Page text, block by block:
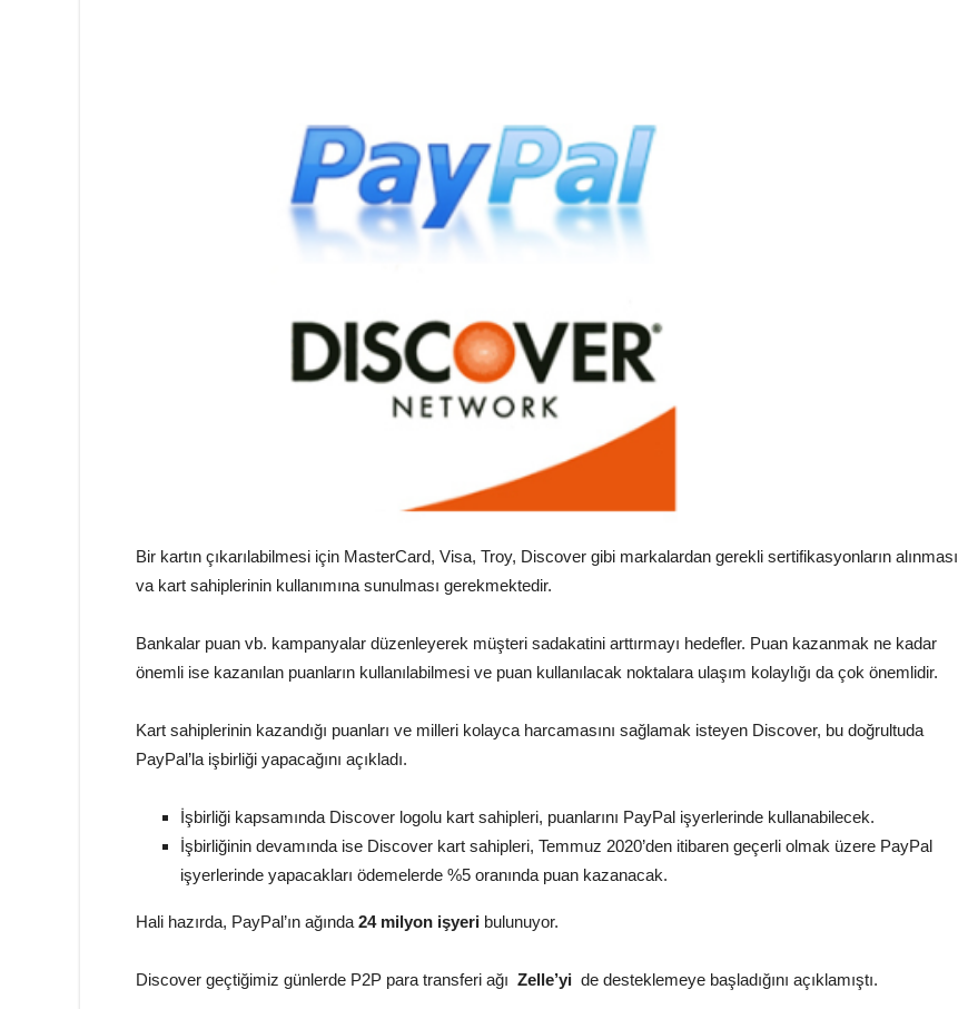
Bir kartın çıkarılabilmesi için MasterCard, Visa, Troy, Discover gibi markalardan gerekli sertifikasyonların alınması
va kart sahiplerinin kullanımına sunulması gerekmektedir.
Bankalar puan vb. kampanyalar düzenleyerek müşteri sadakatini arttırmayı hedefler. Puan kazanmak ne kadar
önemli ise kazanılan puanların kullanılabilmesi ve puan kullanılacak noktalara ulaşım kolaylığı da çok önemlidir.
Kart sahiplerinin kazandığı puanları ve milleri kolayca harcamasını sağlamak isteyen Discover, bu doğrultuda
PayPal’la işbirliği yapacağını açıkladı.
İşbirliği kapsamında Discover logolu kart sahipleri, puanlarını PayPal işyerlerinde kullanabilecek.
İşbirliğinin devamında ise Discover kart sahipleri, Temmuz 2020’den itibaren geçerli olmak üzere PayPal
işyerlerinde yapacakları ödemelerde %5 oranında puan kazanacak.
Hali hazırda, PayPal’ın ağında 24 milyon işyeri bulunuyor.
Discover geçtiğimiz günlerde P2P para transferi ağı Zelle’yi de desteklemeye başladığını açıklamıştı.